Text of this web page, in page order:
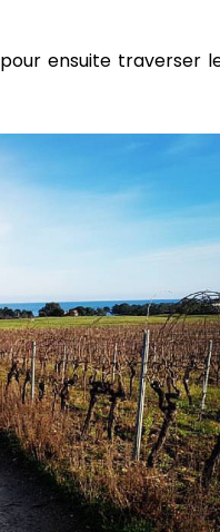
pour ensuite traverser